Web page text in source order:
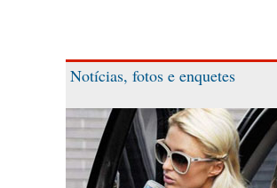
Notícias, fotos e enquetes